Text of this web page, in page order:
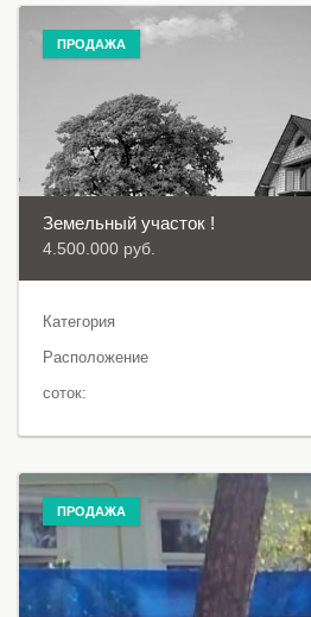
ПРОДАЖА
Земельный участок !
4.500.000 руб.
Категория
Расположение
соток:
ПРОДАЖА